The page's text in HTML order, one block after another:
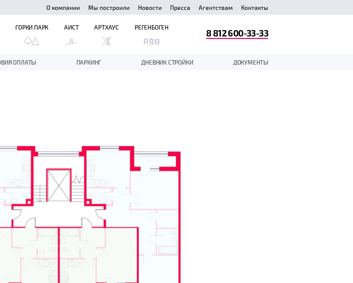
О компании Мы построили Новости Пресса Агентствам Контакты
ОПЛАТЫ ПАРКИНГ ДНЕВНИК СТРОЙКИ ДОКУМЕНТЫ
ГОРКИ ПАРК АИСТ АРТХАУС РЕГЕНБОГЕН
8 812 600-33-33